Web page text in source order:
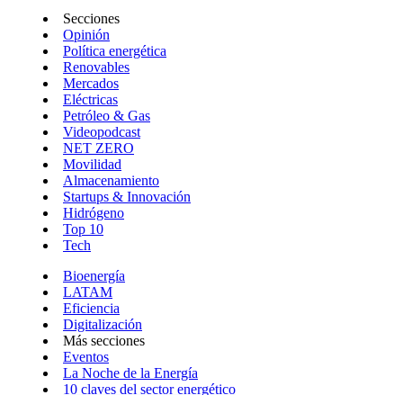
Secciones
Opinión
Política energética
Renovables
Mercados
Eléctricas
Petróleo & Gas
Videopodcast
NET ZERO
Movilidad
Almacenamiento
Startups & Innovación
Hidrógeno
Top 10
Tech
Bioenergía
LATAM
Eficiencia
Digitalización
Más secciones
Eventos
La Noche de la Energía
10 claves del sector energético